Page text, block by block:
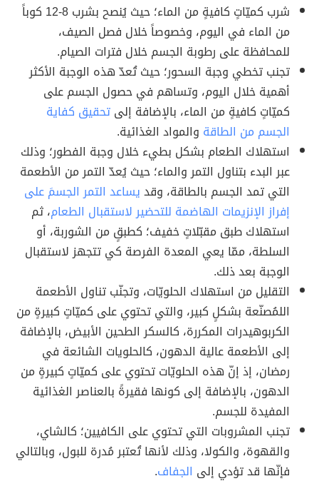
شرب كميّاتٍ كافيةٍ من الماء؛ حيث يُنصح بشرب 8-12 كوباً
من الماء في اليوم، وخصوصاً خلال فصل الصيف،
للمحافظة على رطوبة الجسم خلال فترات الصيام.
تجنب تخطي وجبة السحور؛ حيث تُعدّ هذه الوجبة الأكثر
أهمية خلال اليوم، وتساهم في حصول الجسم على
كميّاتٍ كافيةٍ من الماء، بالإضافة إلىتحقيق كفاية
الجسم من الطاقة والمواد الغذائية.
استهلاك الطعام بشكل بطيء خلال وجبة الفطور؛ وذلك
عبر البدء بتناول التمر والماء؛ حيث يُعدّ التمر من الأطعمة
التي تمد الجسم بالطاقة، وقديساعد التمر الجسمَ على
إفراز الإنزيمات الهاضمة للتحضير لاستقبال الطعام، ثم
استهلاك طبق مقبّلاتٍ خفيف؛ كطبقٍ من الشوربة، أو
السلطة، ممّا يعي المعدة الفرصة كي تتجهز لاستقبال
الوجبة بعد ذلك.
التقليل من استهلاك الحلويّات، وتجنّب تناول الأطعمة
اللمُصنّعة بشكلٍ كبير، والتي تحتوي على كميّاتٍ كبيرةٍ من
الكربوهيدرات المكررة، كالسكر الطحين الأبيض، بالإضافة
إلى الأطعمة عالية الدهون، كالحلويات الشائعة في
رمضان، إذ إنّ هذه الحلويّات تحتوي على كميّاتٍ كبيرةٍ من
الدهون، بالإضافة إلى كونها فقيرةً بالعناصر الغذائية
المفيدة للجسم.
تجنب المشروبات التي تحتوي على الكافيين؛ كالشاي،
والقهوة، والكولا، وذلك لأنها تُعتبر مُدرة للبول، وبالتالي
فإنّها قد تؤدي إلى الجفاف.